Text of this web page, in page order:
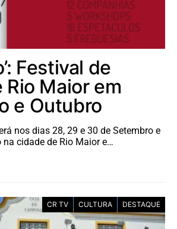
Festival de
Maior em
e Outubro
nos dias 28, 29 e 30 de Setembro e
na cidade de Rio Maior e…
CR TV CULTURA DESTAQUE